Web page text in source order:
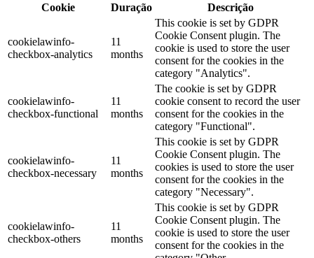
Cookie
Duração Descrição
cookielawinfo-
checkbox-analytics
11
months
This cookie is set by GDPR
Cookie Consent plugin. The
cookie is used to store the user
consent for the cookies in the
category "Analytics".
cookielawinfo-
checkbox-functional
11
months
The cookie is set by GDPR
cookie consent to record the user
consent for the cookies in the
category "Functional".
cookielawinfo-
checkbox-necessary
11
months
This cookie is set by GDPR
Cookie Consent plugin. The
cookies is used to store the user
consent for the cookies in the
category "Necessary".
cookielawinfo-
checkbox-others
11
months
This cookie is set by GDPR
Cookie Consent plugin. The
cookie is used to store the user
consent for the cookies in the